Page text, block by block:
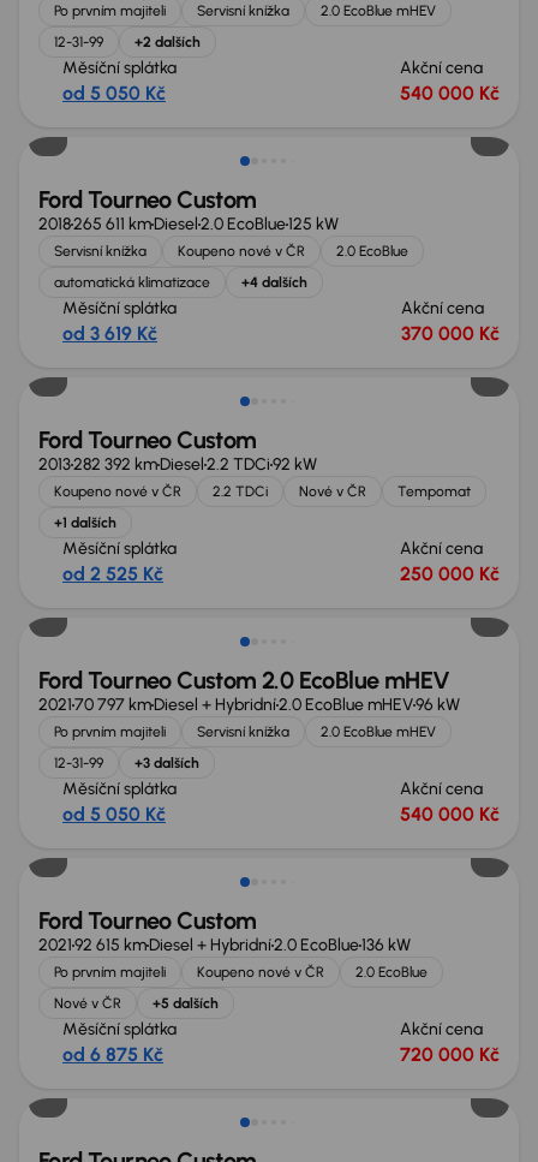
Po prvním majiteli Servisní knížka
2.0 EcoBlue mHEV
12-31-99
+2 dalších
Měsíční splátka
od 5 050 Kč
Akční cena
540 000 Kč
Ford Tourneo Custom
2018265 611 kmDiesel2.0 EcoBlue125 kW
Servisní knížka Koupeno nové v ČR
2.0 EcoBlue
automatická klimatizace
+4 dalších
Měsíční splátka
od 3 619 Kč
Akční cena
370 000 Kč
Ford Tourneo Custom
2013282 392 kmDiesel2.2 TDCi92 kW
Koupeno nové v ČR 2.2 TDCi Nové v ČR
Tempomat
+1 dalších
Měsíční splátka
od 2 525 Kč
Akční cena
250 000 Kč
Možnost odpočtu DPH
Ford Tourneo Custom 2.0 EcoBlue mHEV
202170 797 kmDiesel + Hybridní2.0 EcoBlue mHEV96 kW
Po prvním majiteli Servisní knížka
2.0 EcoBlue mHEV
12-31-99
+3 dalších
Měsíční splátka
od 5 050 Kč
Akční cena
540 000 Kč
Možnost odpočtu DPH
Ford Tourneo Custom
202192 615 kmDiesel + Hybridní2.0 EcoBlue136 kW
Po prvním majiteli Koupeno nové v ČR
2.0 EcoBlue
Nové v ČR
+5 dalších
Měsíční splátka
od 6 875 Kč
Akční cena
720 000 Kč